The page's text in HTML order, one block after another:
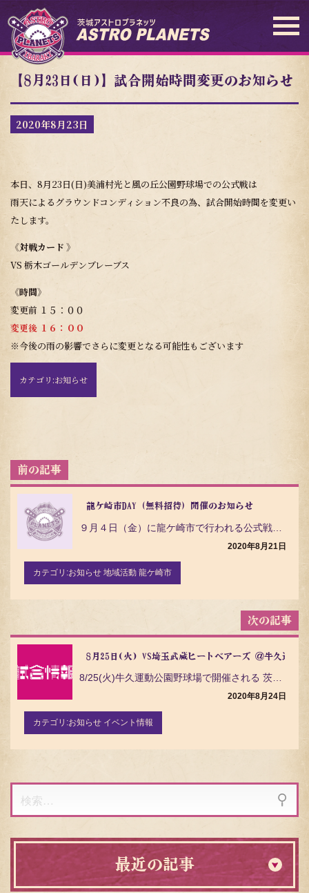
【8月23日(日)】試合開始時間変更のお知らせ
2020年8月23日
本日、8月23日(日)美浦村光と風の丘公園野球場での公式戦は
雨天によるグラウンドコンディション不良の為、試合開始時間を変更い
たします。
《対戦カード 》
VS 栃木ゴールデンブレーブス
《時間》
変更前 １５：００
変更後 １６：００
※今後の雨の影響でさらに変更となる可能性もございます
カテゴリ:お知らせ
投
稿
ナ
龍ケ崎市DAY（無料招待）開催のお知らせ
2020年8月21日
カテゴリ:お知らせ 地域活動 龍ケ崎市
8月25日(火) VS埼玉武蔵ヒートベアーズ ＠牛久運動
2020年8月24日
カテゴリ:お知らせ イベント情報
索:
最近の記事